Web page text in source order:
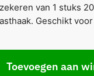
van 1 stuks
Geschikt
Toevoegen aan